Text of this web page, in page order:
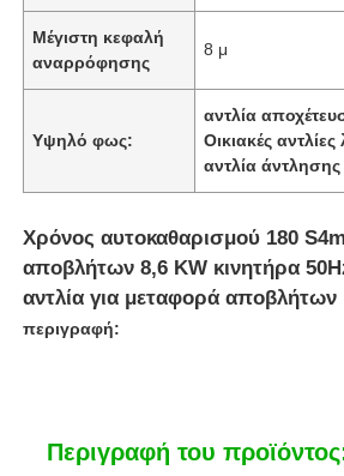
Μέγιστη κεφαλή
αναρρόφησης
8 μ
Υψηλό φως:
αντλία
Οικιακές
αντλία
Χρόνος αυτοκαθαρισμού 180
αποβλήτων 8,6 KW κινητήρα
αντλία για μεταφορά αποβλήτων
περιγραφή:
Περιγραφή του